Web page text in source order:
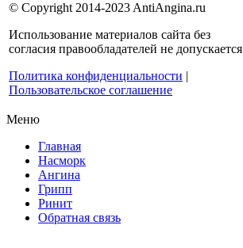
© Copyright 2014-2023 AntiAngina.ru
Использование материалов сайта без
согласия правообладателей не допускается
Политика конфиденциальности |
Пользовательское соглашение
Меню
Главная
Насморк
Ангина
Грипп
Ринит
Обратная связь